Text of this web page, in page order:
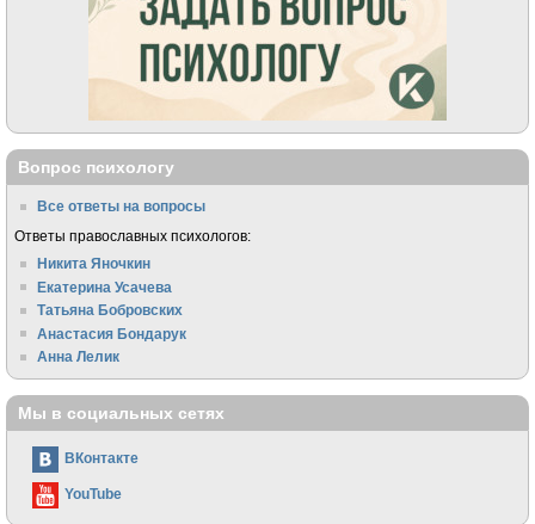
Вопрос психологу
Все ответы на вопросы
Ответы православных психологов:
Никита Яночкин
Екатерина Усачева
Татьяна Бобровских
Анастасия Бондарук
Анна Лелик
Мы в социальных сетях
ВКонтакте
YouTube